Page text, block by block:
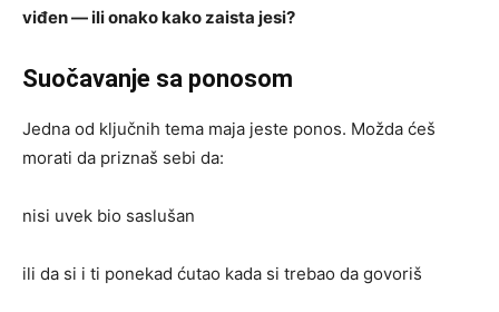
viđen — ili onako kako zaista jesi?
Suočavanje sa ponosom
Jedna od ključnih tema maja jeste ponos. Možda ćeš
morati da priznaš sebi da:
nisi uvek bio saslušan
ili da si i ti ponekad ćutao kada si trebao da govoriš